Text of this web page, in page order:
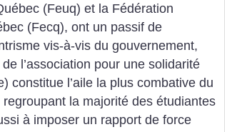
(Feuq) et la Fédération
(Fecq), ont un passif de
vis-à-vis du gouvernement,
l’association pour une solidarité
constitue l’aile la plus combative du
regroupant la majorité des étudiantes
à imposer un rapport de force